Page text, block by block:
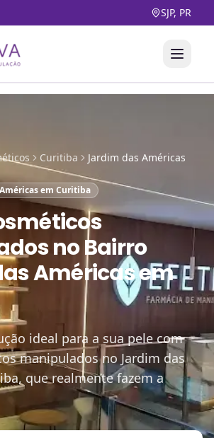
SJP, PR
Curitiba Jardim das Américas
em Curitiba
noBairro
Américas em
ideal para a sua pele com
manipulados no Jardim das
que realmente fazem a